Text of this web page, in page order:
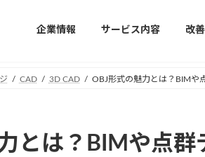
企業情報 サービス内容 改
CAD 3D CAD OBJ形式の魅力とは？BIMや
とは？BIMや点群